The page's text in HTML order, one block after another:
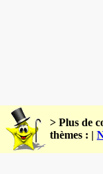
> Plus de
thèmes : |